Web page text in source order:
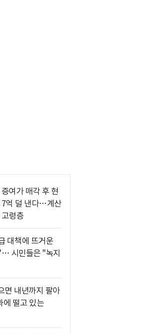
여가 매각 후 현
7억 덜 낸다…계산
령층
대책에 뜨거운
시민들은 "녹지
면 내년까지 팔아
떨고 있는